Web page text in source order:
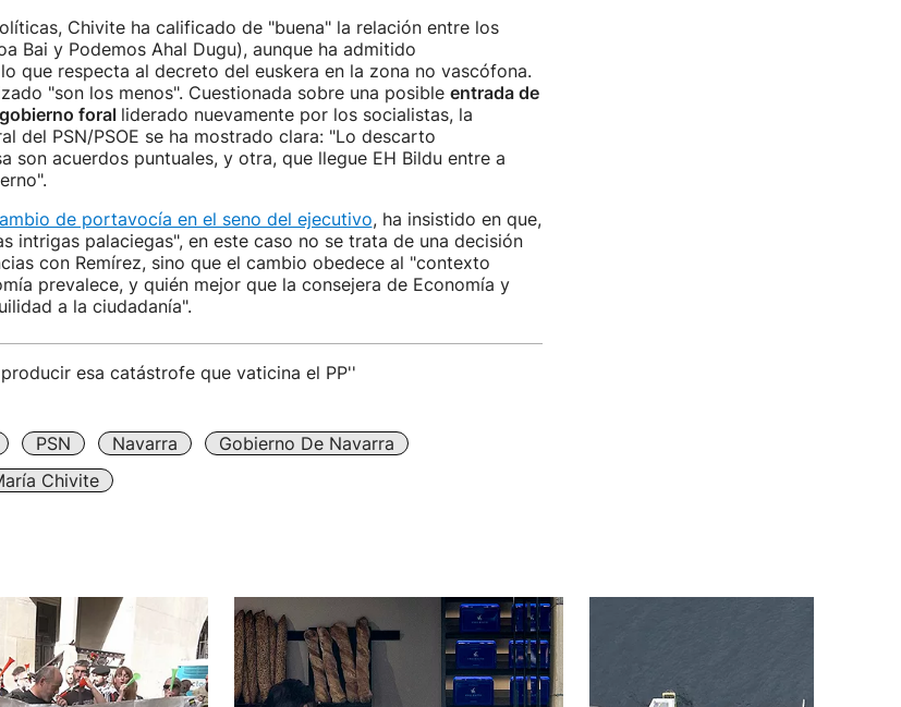
Chivite ha calificado de "buena" la relación entre los
Bai y Podemos Ahal Dugu), aunque ha admitido
que respecta al decreto del euskera en la zona no vascófona.
"son los menos". Cuestionada sobre una posible entrada de
foral liderado nuevamente por los socialistas, la
del PSN/PSOE se ha mostrado clara: "Lo descarto
son acuerdos puntuales, y otra, que llegue EH Bildu entre a
de portavocía en el seno del ejecutivo, ha insistido en que,
intrigas palaciegas", en este caso no se trata de una decisión
con Remírez, sino que el cambio obedece al "contexto
prevalece, y quién mejor que la consejera de Economía y
a la ciudadanía".
esa catástrofe que vaticina el PP''
PSN Navarra
Gobierno De Navarra
Chivite